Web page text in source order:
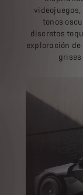
tonos
discretos
exploración
grises